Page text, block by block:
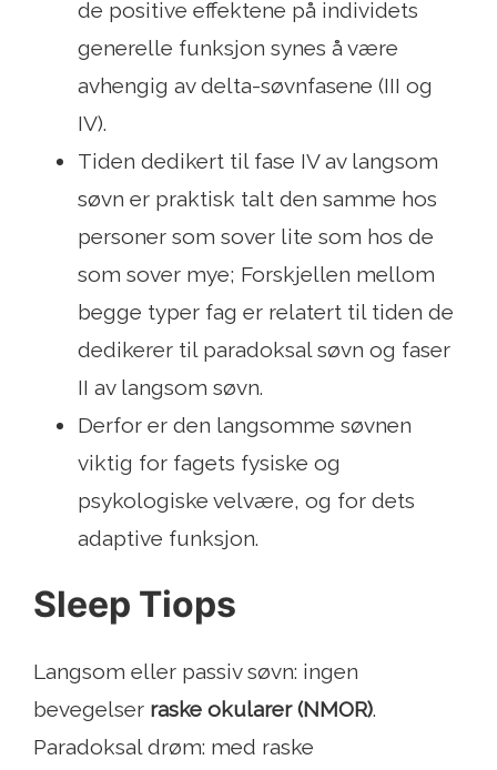
de positive effektene på individets
generelle funksjon synes å være
avhengig av delta-søvnfasene (III og
IV).
Tiden dedikert til fase IV av langsom
søvn er praktisk talt den samme hos
personer som sover lite som hos de
som sover mye; Forskjellen mellom
begge typer fag er relatert til tiden de
dedikerer til paradoksal søvn og faser
II av langsom søvn.
Derfor er den langsomme søvnen
viktig for fagets fysiske og
psykologiske velvære, og for dets
adaptive funksjon.
Sleep Tiops
Langsom eller passiv søvn: ingen
bevegelser raske okularer (NMOR).
Paradoksal drøm: med raske